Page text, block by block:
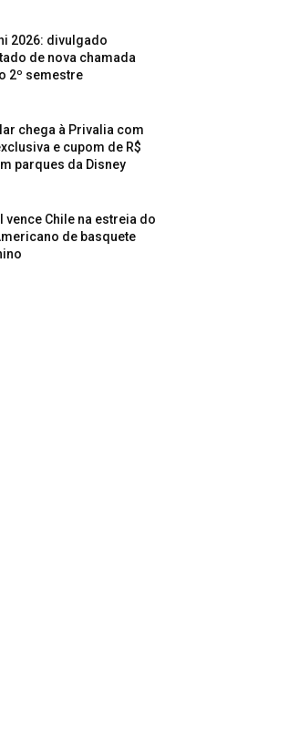
2026: divulgado
de nova chamada
2º semestre
chega à Privalia com
e cupom de R$
parques da Disney
vence Chile na estreia do
de basquete